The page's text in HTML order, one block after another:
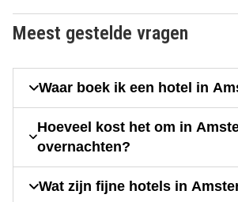
Meest gestelde vragen
Waar boek ik een hotel in
Hoeveel kost het om in
overnachten?
Wat zijn fijne hotels in